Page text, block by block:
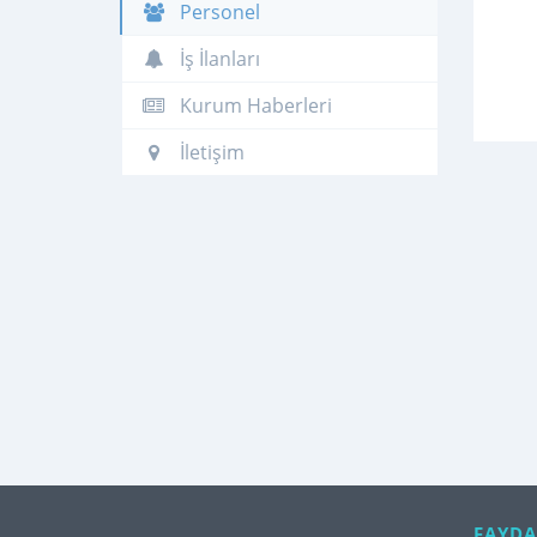
Personel
İş İlanları
Kurum Haberleri
İletişim